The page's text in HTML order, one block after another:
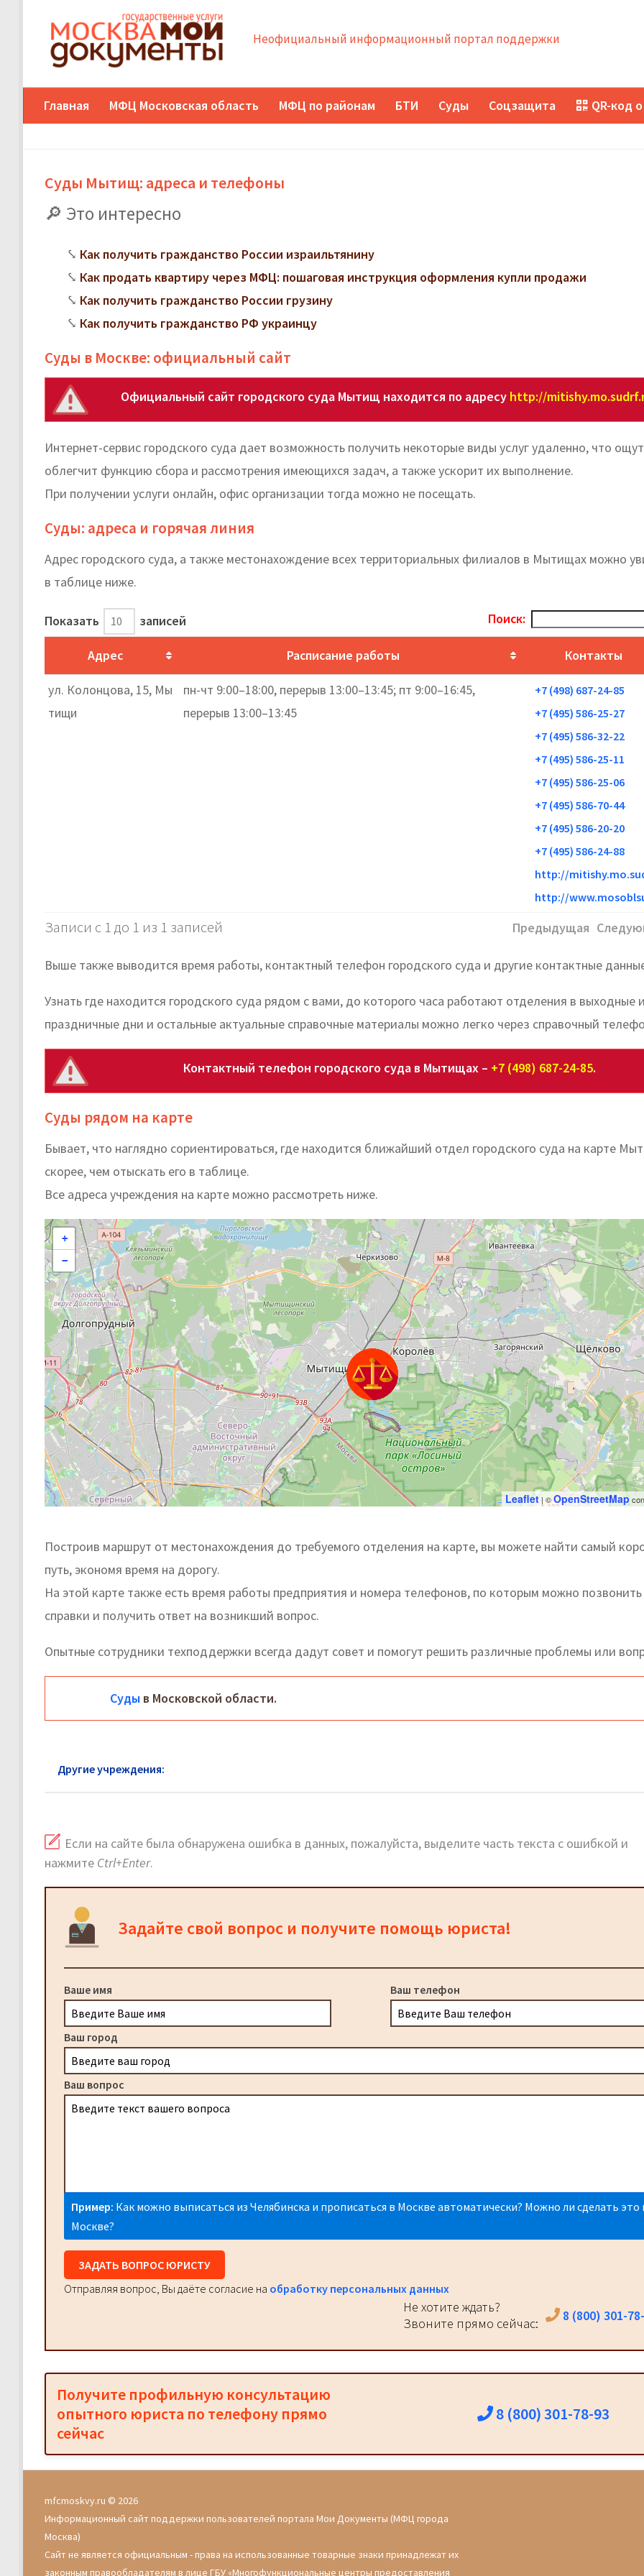
Неофициальный информационный портал поддержки
Главная МФЦ Московская область МФЦ по районам БТИ Суды Соцзащита QR-код
Суды Мытищ: адреса и телефоны
Это интересно
Как получить гражданство России израильтянину
Как продать квартиру через МФЦ: пошаговая инструкция оформления купли продажи
Как получить гражданство России грузину
Как получить гражданство РФ украинцу
Суды в Москве: официальный сайт
Официальный сайт городского суда Мытищ находится по адресу http://
Интернет-сервис городского суда дает возможность получить некоторые виды услуг удаленно, что
облегчит функцию сбора и рассмотрения имеющихся задач, а также ускорит их выполнение.
При получении услуги онлайн, офис организации тогда можно не посещать.
Суды: адреса и горячая линия
Адрес городского суда, а также местонахождение всех территориальных филиалов в Мытищах можно
в таблице ниже.
Показать записей Поиск:
Адрес Расписание работы Контакты
ул. Колонцова, 15, Мы
тищи
пн-чт 9:00–18:00, перерыв 13:00–13:45; пт 9:00–16:45,
перерыв 13:00–13:45
+7 (498) 687-24-85
+7 (495) 586-25-27
+7 (495) 586-32-22
+7 (495) 586-25-11
+7 (495) 586-25-06
+7 (495) 586-70-44
+7 (495) 586-20-20
+7 (495) 586-24-88
http://
http://
Записи с 1 до 1 из 1 записей Предыдущая
Выше также выводится время работы, контактный телефон городского суда и другие контактные
Узнать где находится городского суда рядом с вами, до которого часа работают отделения в выходные
праздничные дни и остальные актуальные справочные материалы можно легко через справочный
Контактный телефон городского суда в Мытищах – +7 (498) 687-24-85.
Суды рядом на карте
Бывает, что наглядно сориентироваться, где находится ближайший отдел городского суда на карте
скорее, чем отыскать его в таблице.
Все адреса учреждения на карте можно рассмотреть ниже.
+
−
Leaflet | ©OpenStreetMap
Построив маршрут от местонахождения до требуемого отделения на карте, вы можете найти самый
путь, экономя время на дорогу.
На этой карте также есть время работы предприятия и номера телефонов, по которым можно
справки и получить ответ на возникший вопрос.
Опытные сотрудники техподдержки всегда дадут совет и помогут решить различные проблемы или
Суды в Московской области.
Другие учреждения:
Если на сайте была обнаружена ошибка в данных, пожалуйста, выделите часть текста с ошибкой и
нажмите Ctrl+Enter.
Задайте свой вопрос и получите помощь юриста!
Ваше имя Ваш телефон
Ваш город
Ваш вопрос
Пример: Как можно выписаться из Челябинска и прописаться в Москве автоматически? Можно ли сделать это
Москве?
ЗАДАТЬ ВОПРОС ЮРИСТУ
Отправляя вопрос, Вы даёте согласие на обработку персональных данных
Не хотите ждать?
Звоните прямо сейчас:
8 (800) 301-
Получите профильную консультацию
опытного юриста по телефону прямо
сейчас
8 (800) 301-78-93
mfcmoskvy.ru © 2026
Информационный сайт поддержки пользователей портала Мои Документы (МФЦ города
Москва)
Сайт не является официальным - права на использованные товарные знаки принадлежат их
законным правообладателям в лице ГБУ «Многофункциональные центры предоставления